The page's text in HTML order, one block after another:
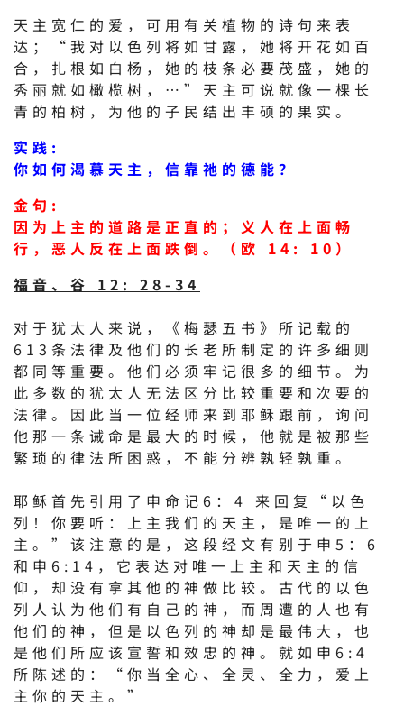
天主宽仁的爱，可用有关植物的诗句来表
达；“我对以色列将如甘露，她将开花如百
合，扎根如白杨，她的枝条必要茂盛，她的
秀丽就如橄榄树，…”天主可说就像一棵长
青的柏树，为他的子民结出丰硕的果实。
实践:
你如何渴慕天主，信靠祂的德能？
金句:
因为上主的道路是正直的；义人在上面畅
行，恶人反在上面跌倒。（欧 14: 10）
福音、谷 12: 28-34
对于犹太人来说，《梅瑟五书》所记载的
613条法律及他们的长老所制定的许多细则
都同等重要。他们必须牢记很多的细节。为
此多数的犹太人无法区分比较重要和次要的
法律。因此当一位经师来到耶稣跟前，询问
他那一条诫命是最大的时候，他就是被那些
繁琐的律法所困惑，不能分辨孰轻孰重。
耶稣首先引用了申命记6：4 来回复“以色
列！你要听：上主我们的天主，是唯一的上
主。”该注意的是，这段经文有别于申5：6
和申6:14，它表达对唯一上主和天主的信
仰，却没有拿其他的神做比较。古代的以色
列人认为他们有自己的神，而周遭的人也有
他们的神，但是以色列的神却是最伟大，也
是他们所应该宣誓和效忠的神。就如申6:4
所陈述的：“你当全心、全灵、全力，爱上
主你的天主。”